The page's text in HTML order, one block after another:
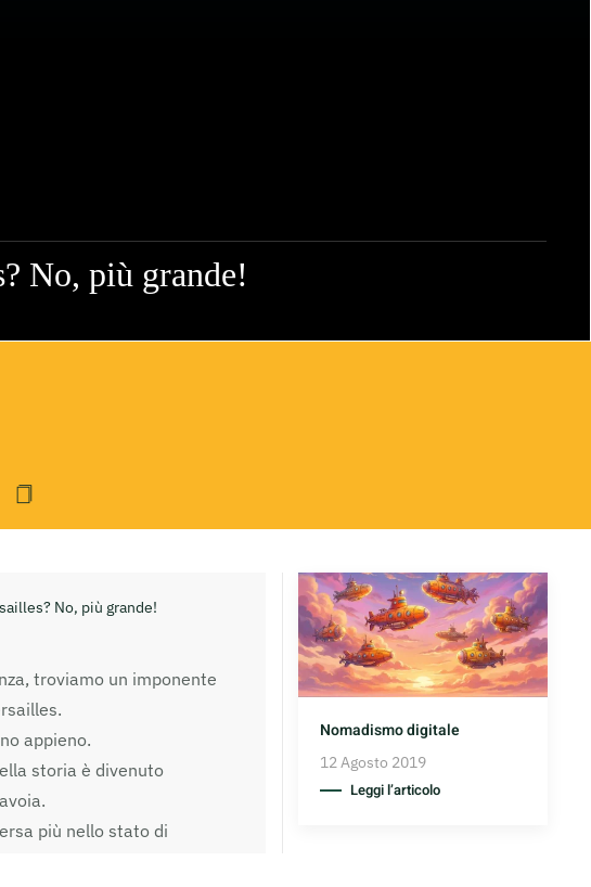
No, più grande!
No, più grande!
troviamo un imponente
appieno.
storia è divenuto
più nello stato di
Nomadismo digitale
12 Agosto 2019
Leggi l’articolo